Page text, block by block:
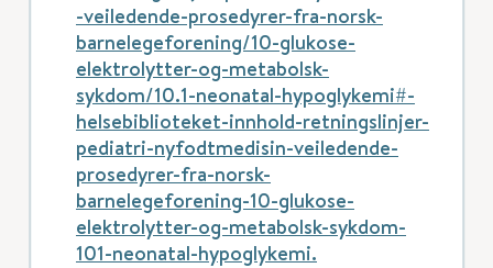
-veiledende-prosedyrer-fra-norsk-
barnelegeforening/10-glukose-
elektrolytter-og-metabolsk-
sykdom/10.1-neonatal-hypoglykemi#-
helsebiblioteket-innhold-retningslinjer-
pediatri-nyfodtmedisin-veiledende-
prosedyrer-fra-norsk-
barnelegeforening-10-glukose-
elektrolytter-og-metabolsk-sykdom-
101-neonatal-hypoglykemi.